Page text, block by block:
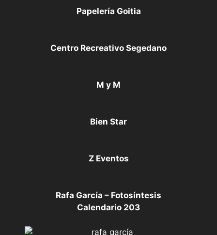
Papelería Goitia
Centro Recreativo Segedano
M y M
Bien Star
Z Eventos
Rafa García – Fotosíntesis
Calendario 203